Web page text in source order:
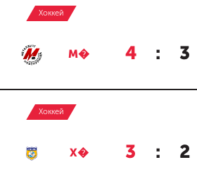
Хоккей
М� 4 : 3
Хоккей
Х� 3 : 2